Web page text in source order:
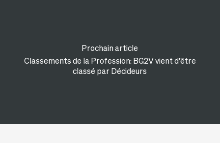
Prochain article
Classements de la Profession: BG2V vient d’être
classé par Décideurs